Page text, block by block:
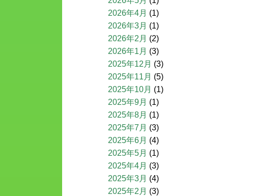
2026年4月 (1)
2026年3月 (1)
2026年2月 (2)
2026年1月 (3)
2025年12月 (3)
2025年11月 (5)
2025年10月 (1)
2025年9月 (1)
2025年8月 (1)
2025年7月 (3)
2025年6月 (4)
2025年5月 (1)
2025年4月 (3)
2025年3月 (4)
2025年2月 (3)